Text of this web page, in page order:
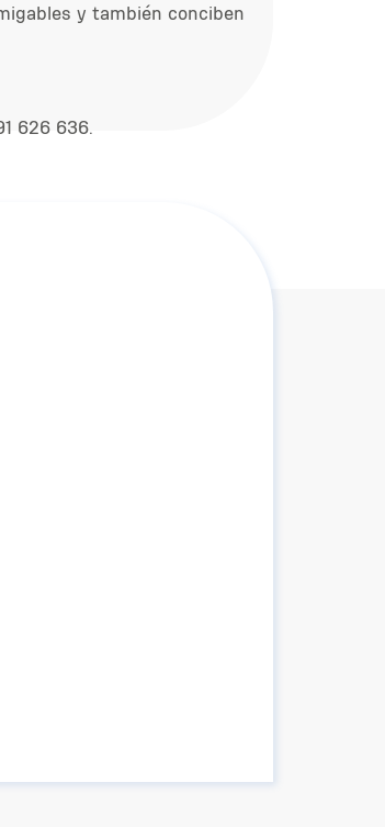
y también conciben
626 636.